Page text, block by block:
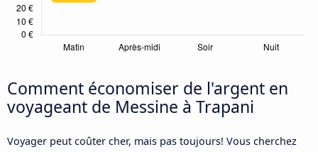
Comment économiser de l'argent en
voyageant de Messine à Trapani
Voyager peut coûter cher, mais pas toujours! Vous cherchez